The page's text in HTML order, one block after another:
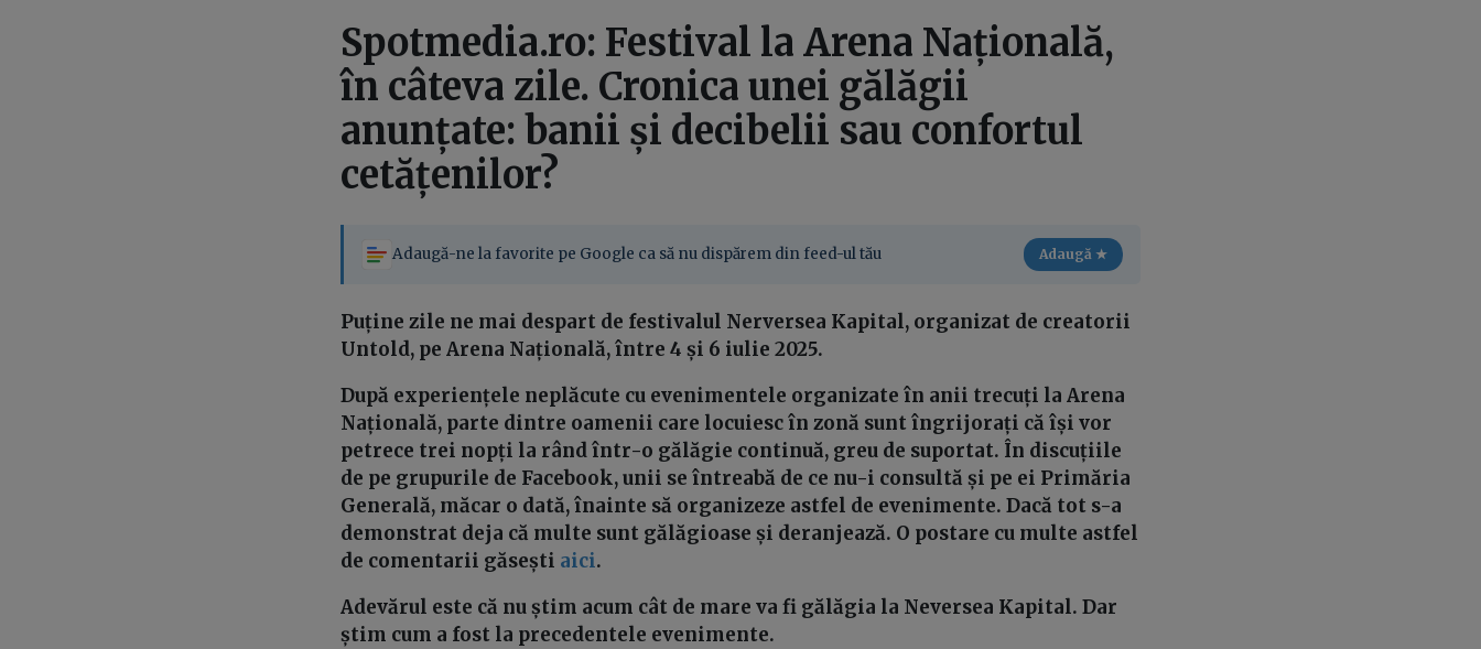
Spotmedia.ro: Festival la Arena Națională,
în câteva zile. Cronica unei gălăgii
anunțate: banii și decibelii sau confortul
cetățenilor?
Adaugă-ne la favorite pe Google ca să nu dispărem din feed-ul tău Adaugă ★
Puține zile ne mai despart de festivalul Nerversea Kapital, organizat de creatorii
Untold, pe Arena Națională, între 4 și 6 iulie 2025.
După experiențele neplăcute cu evenimentele organizate în anii trecuți la Arena
Națională, parte dintre oamenii care locuiesc în zonă sunt îngrijorați că își vor
petrece trei nopți la rând într-o gălăgie continuă, greu de suportat. În discuțiile
de pe grupurile de Facebook, unii se întreabă de ce nu-i consultă și pe ei Primăria
Generală, măcar o dată, înainte să organizeze astfel de evenimente. Dacă tot s-a
demonstrat deja că multe sunt gălăgioase și deranjează. O postare cu multe astfel
de comentarii găsești aici.
Adevărul este că nu știm acum cât de mare va fi gălăgia la Neversea Kapital. Dar
știm cum a fost la precedentele evenimente.